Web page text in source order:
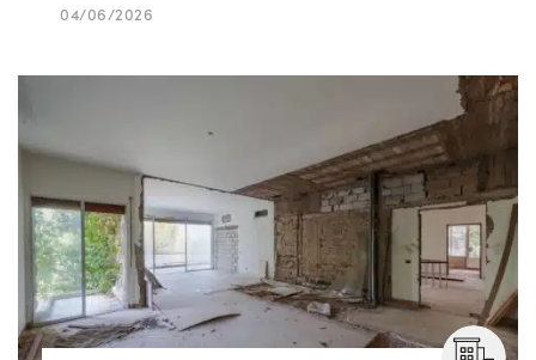
04/06/2026